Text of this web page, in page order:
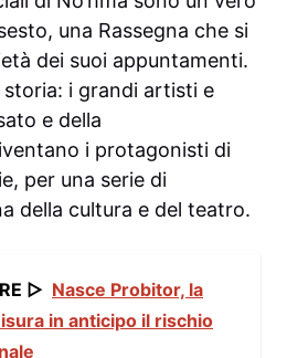
una Rassegna che si
dei suoi appuntamenti.
i grandi artisti e
e della
i protagonisti di
per una serie di
della cultura e del teatro.
▷ Nasce Probitor, la
in anticipo il rischio